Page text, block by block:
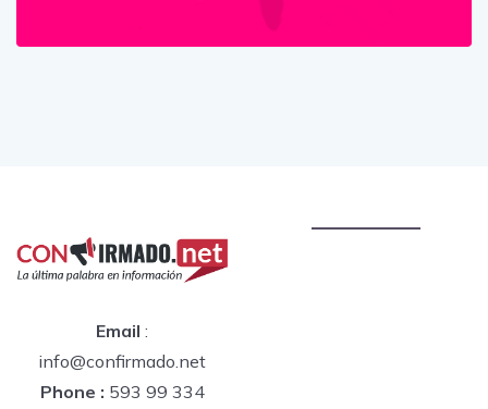
Email :
info@confirmado.net
Phone : 593 99 334